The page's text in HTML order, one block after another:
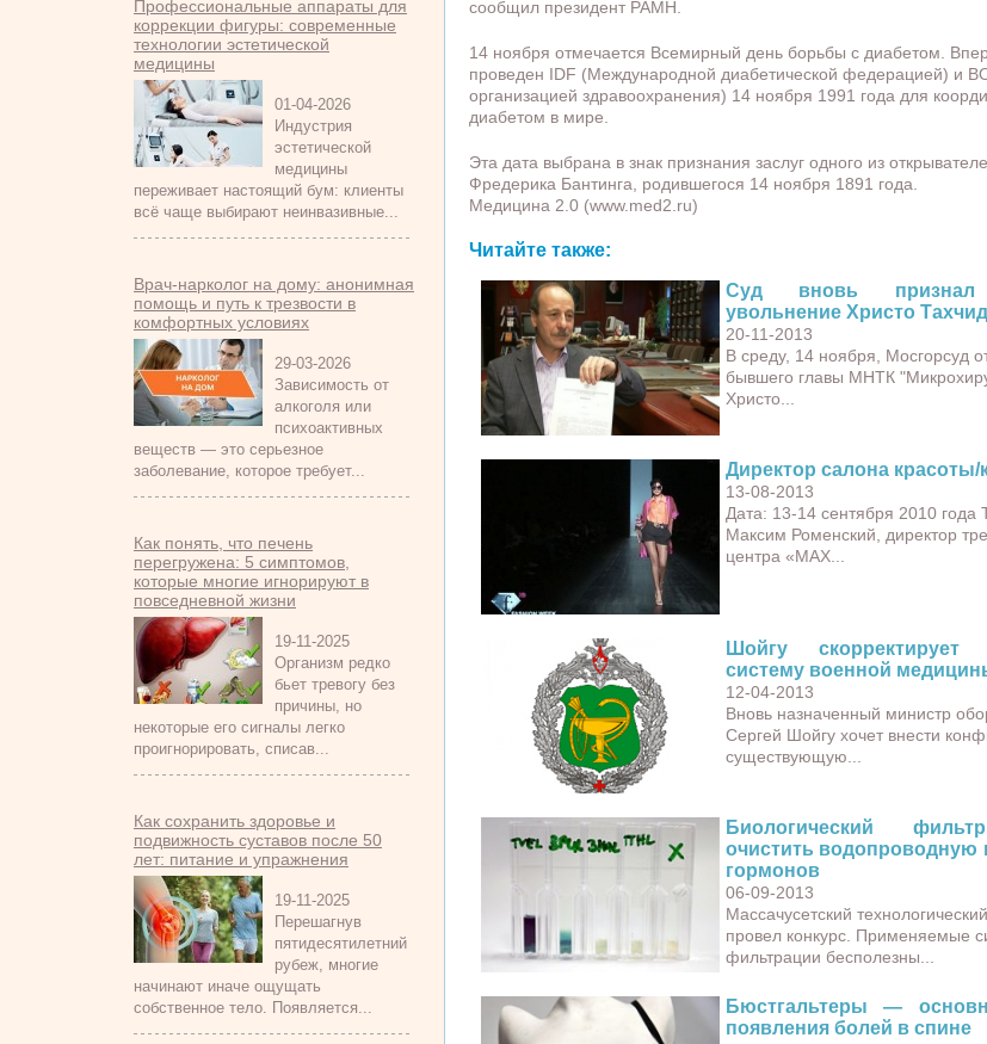
Профессиональные аппараты для
коррекции фигуры: современные
технологии эстетической
медицины
01-04-2026
Индустрия
эстетической
медицины
переживает настоящий бум: клиенты
всё чаще выбирают неинвазивные...
Врач-нарколог на дому: анонимная
помощь и путь к трезвости в
комфортных условиях
29-03-2026
Зависимость от
алкоголя или
психоактивных
веществ — это серьезное
заболевание, которое требует...
Как понять, что печень
перегружена: 5 симптомов,
которые многие игнорируют в
повседневной жизни
19-11-2025
Организм редко
бьет тревогу без
причины, но
некоторые его сигналы легко
проигнорировать, списав...
Как сохранить здоровье и
подвижность суставов после 50
лет: питание и упражнения
19-11-2025
Перешагнув
пятидесятилетний
рубеж, многие
начинают иначе ощущать
собственное тело. Появляется...
сообщил президент РАМН.
14 ноября отмечается Всемирный день борьбы с диабетом.
проведен IDF (Международной диабетической федерацией) и
организацией здравоохранения) 14 ноября 1991 года для
диабетом в мире.
Эта дата выбрана в знак признания заслуг одного из
Фредерика Бантинга, родившегося 14 ноября 1891 года.
Медицина 2.0 (www.med2.ru)
Читайте также:
Суд вновь признал
увольнение Христо
20-11-2013
В среду, 14 ноября, Мосгорсуд
бывшего главы МНТК
Христо...
Директор салона красоты/
13-08-2013
Дата: 13-14 сентября 2010 года
Максим Роменский, директор
центра «MAX...
Шойгу скорректирует
систему военной
12-04-2013
Вновь назначенный министр
Сергей Шойгу хочет внести
существующую...
Биологический
очистить водопроводную
гормонов
06-09-2013
Массачусетский
провел конкурс. Применяемые
фильтрации бесполезны...
Бюстгальтеры —
появления болей в спине